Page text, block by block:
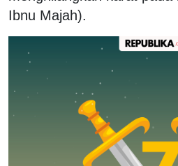
Ibnu Majah).